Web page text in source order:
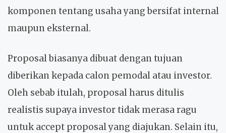
komponen tentang usaha yang bersifat internal
maupun eksternal.
Proposal biasanya dibuat dengan tujuan
diberikan kepada calon pemodal atau investor.
Oleh sebab itulah, proposal harus ditulis
realistis supaya investor tidak merasa ragu
untuk accept proposal yang diajukan. Selain itu,